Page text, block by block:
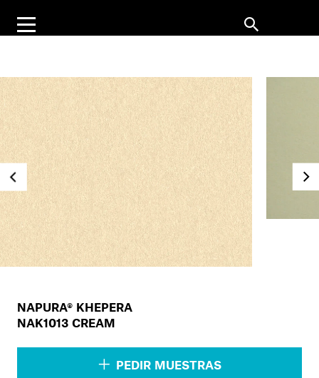
NAPURA® KHEPERA
NAK1013 CREAM
PEDIR MUESTRAS